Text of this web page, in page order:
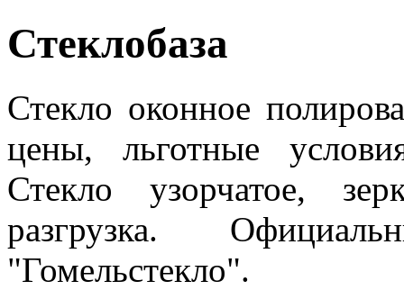
Стеклобаза
Стекло оконное
цены, льготные
Стекло узорчатое,
разгрузка.
"Гомельстекло".